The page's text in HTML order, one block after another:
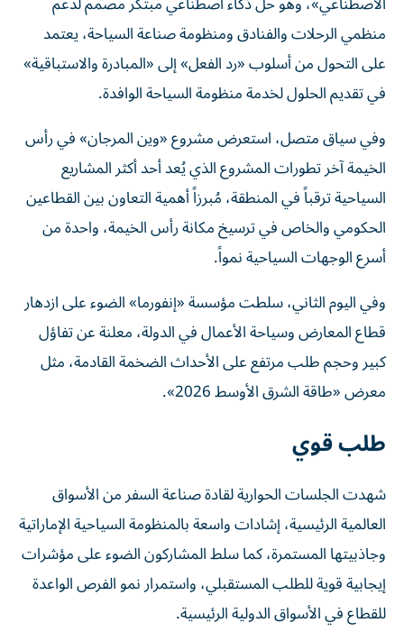
منظمي الرحلات والفنادق ومنظومة صناعة السياحة، يعتمد
على التحول من أسلوب «رد الفعل» إلى «المبادرة والاستباقية»
في تقديم الحلول لخدمة منظومة السياحة الوافدة.
وفي سياق متصل، استعرض مشروع «وين المرجان» في رأس
الخيمة آخر تطورات المشروع الذي يُعد أحد أكثر المشاريع
السياحية ترقباً في المنطقة، مُبرزاً أهمية التعاون بين القطاعين
الحكومي والخاص في ترسيخ مكانة رأس الخيمة، واحدة من
أسرع الوجهات السياحية نمواً.
وفي اليوم الثاني، سلطت مؤسسة «إنفورما» الضوء على ازدهار
قطاع المعارض وسياحة الأعمال في الدولة، معلنة عن تفاؤل
كبير وحجم طلب مرتفع على الأحداث الضخمة القادمة، مثل
معرض «طاقة الشرق الأوسط 2026».
طلب قوي
شهدت الجلسات الحوارية لقادة صناعة السفر من الأسواق
العالمية الرئيسية، إشادات واسعة بالمنظومة السياحية الإماراتية
وجاذبيتها المستمرة، كما سلط المشاركون الضوء على مؤشرات
إيجابية قوية للطلب المستقبلي، واستمرار نمو الفرص الواعدة
للقطاع في الأسواق الدولية الرئيسية.